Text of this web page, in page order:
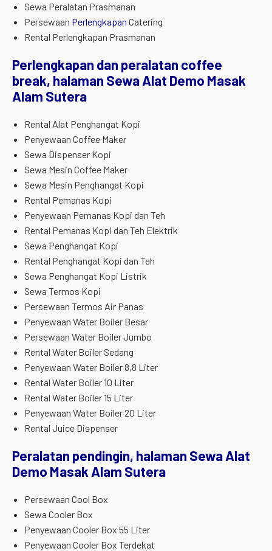
Sewa Peralatan Prasmanan
Persewaan Perlengkapan Catering
Rental Perlengkapan Prasmanan
Perlengkapan dan peralatan coffee
break, halaman Sewa Alat Demo Masak
Alam Sutera
Rental Alat Penghangat Kopi
Penyewaan Coffee Maker
Sewa Dispenser Kopi
Sewa Mesin Coffee Maker
Sewa Mesin Penghangat Kopi
Rental Pemanas Kopi
Penyewaan Pemanas Kopi dan Teh
Rental Pemanas Kopi dan Teh Elektrik
Sewa Penghangat Kopi
Rental Penghangat Kopi dan Teh
Sewa Penghangat Kopi Listrik
Sewa Termos Kopi
Persewaan Termos Air Panas
Penyewaan Water Boiler Besar
Persewaan Water Boiler Jumbo
Rental Water Boiler Sedang
Penyewaan Water Boiler 8,8 Liter
Rental Water Boiler 10 Liter
Rental Water Boiler 15 Liter
Penyewaan Water Boiler 20 Liter
Rental Juice Dispenser
Peralatan pendingin, halaman Sewa Alat
Demo Masak Alam Sutera
Persewaan Cool Box
Sewa Cooler Box
Penyewaan Cooler Box 55 Liter
Penyewaan Cooler Box Terdekat